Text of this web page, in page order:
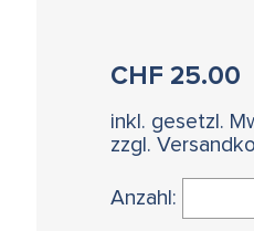
CHF25.00
inkl. gesetzl.
zzgl.
Anzahl: